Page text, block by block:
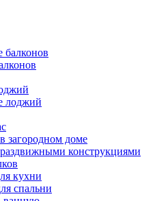
балконов
лоджий
загородном доме
конструкциями
кухни
спальни